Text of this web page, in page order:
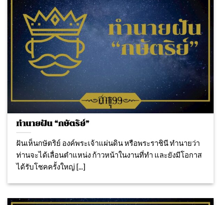
ทำนายฝัน “กษัตริย์”
ฝันเห็นกษัตริย์ องค์พระเจ้าแผ่นดิน หรือพระราชินี ทํานายว่า
ท่านจะได้เลื่อนตําแหน่ง ก้าวหน้าในงานที่ทำ และยังมีโอกาส
ได้รับโชคครั้งใหญ่ [...]